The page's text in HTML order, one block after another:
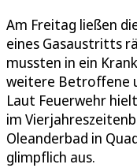
Am Freitag ließen
eines Gasaustritts
mussten in ein
weitere Betroffene
Laut Feuerwehr
im
Oleanderbad in
glimpflich aus.